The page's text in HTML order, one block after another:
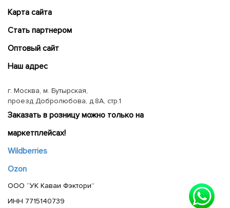
Карта сайта
Cтать партнером
Оптовый сайт
Наш адрес
г. Москва, м. Бутырская,
проезд Добролюбова, д.8А, стр.1
Заказать в розницу можно только на
маркетплейсах!
Wildberries
Ozon
ООО “УК Каваи Фэктори”
ИНН 7715140739